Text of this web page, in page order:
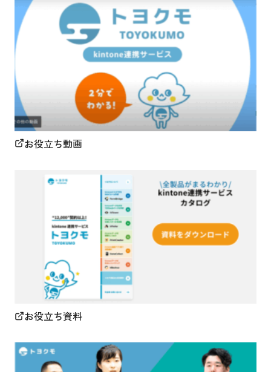
お役立ち動画
お役立ち資料